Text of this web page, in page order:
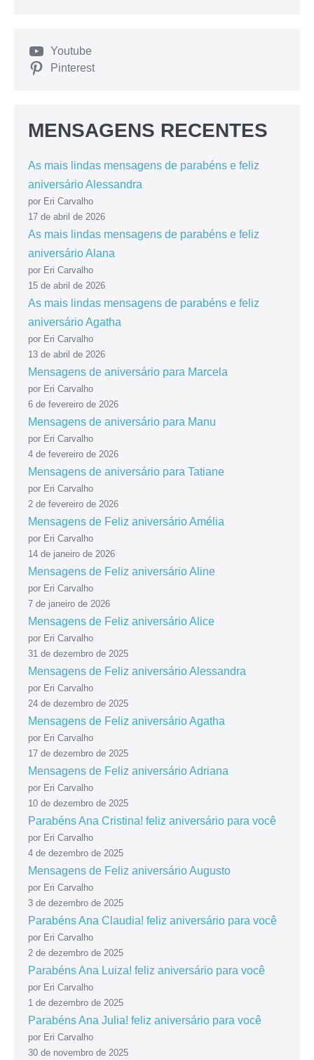
Youtube
Pinterest
MENSAGENS RECENTES
As mais lindas mensagens de parabéns e feliz
aniversário Alessandra
por Eri Carvalho
17 de abril de 2026
As mais lindas mensagens de parabéns e feliz
aniversário Alana
por Eri Carvalho
15 de abril de 2026
As mais lindas mensagens de parabéns e feliz
aniversário Agatha
por Eri Carvalho
13 de abril de 2026
Mensagens de aniversário para Marcela
por Eri Carvalho
6 de fevereiro de 2026
Mensagens de aniversário para Manu
por Eri Carvalho
4 de fevereiro de 2026
Mensagens de aniversário para Tatiane
por Eri Carvalho
2 de fevereiro de 2026
Mensagens de Feliz aniversário Amélia
por Eri Carvalho
14 de janeiro de 2026
Mensagens de Feliz aniversário Aline
por Eri Carvalho
7 de janeiro de 2026
Mensagens de Feliz aniversário Alice
por Eri Carvalho
31 de dezembro de 2025
Mensagens de Feliz aniversário Alessandra
por Eri Carvalho
24 de dezembro de 2025
Mensagens de Feliz aniversário Agatha
por Eri Carvalho
17 de dezembro de 2025
Mensagens de Feliz aniversário Adriana
por Eri Carvalho
10 de dezembro de 2025
Parabéns Ana Cristina! feliz aniversário para você
por Eri Carvalho
4 de dezembro de 2025
Mensagens de Feliz aniversário Augusto
por Eri Carvalho
3 de dezembro de 2025
Parabéns Ana Claudia! feliz aniversário para você
por Eri Carvalho
2 de dezembro de 2025
Parabéns Ana Luiza! feliz aniversário para você
por Eri Carvalho
1 de dezembro de 2025
Parabéns Ana Julia! feliz aniversário para você
por Eri Carvalho
30 de novembro de 2025